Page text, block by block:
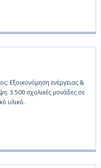
Εξοικονόμηση ενέργειας &
3.500 σχολικές μονάδες σε
υλικό.